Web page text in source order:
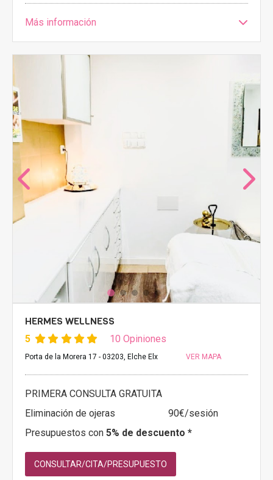
Más información
HERMES WELLNESS
5 10 Opiniones
Porta de la Morera 17 - 03203, Elche Elx VER MAPA
PRIMERA CONSULTA GRATUITA
Eliminación de ojeras
90€/sesión
Presupuestos con 5% de descuento *
CONSULTAR/CITA/PRESUPUESTO